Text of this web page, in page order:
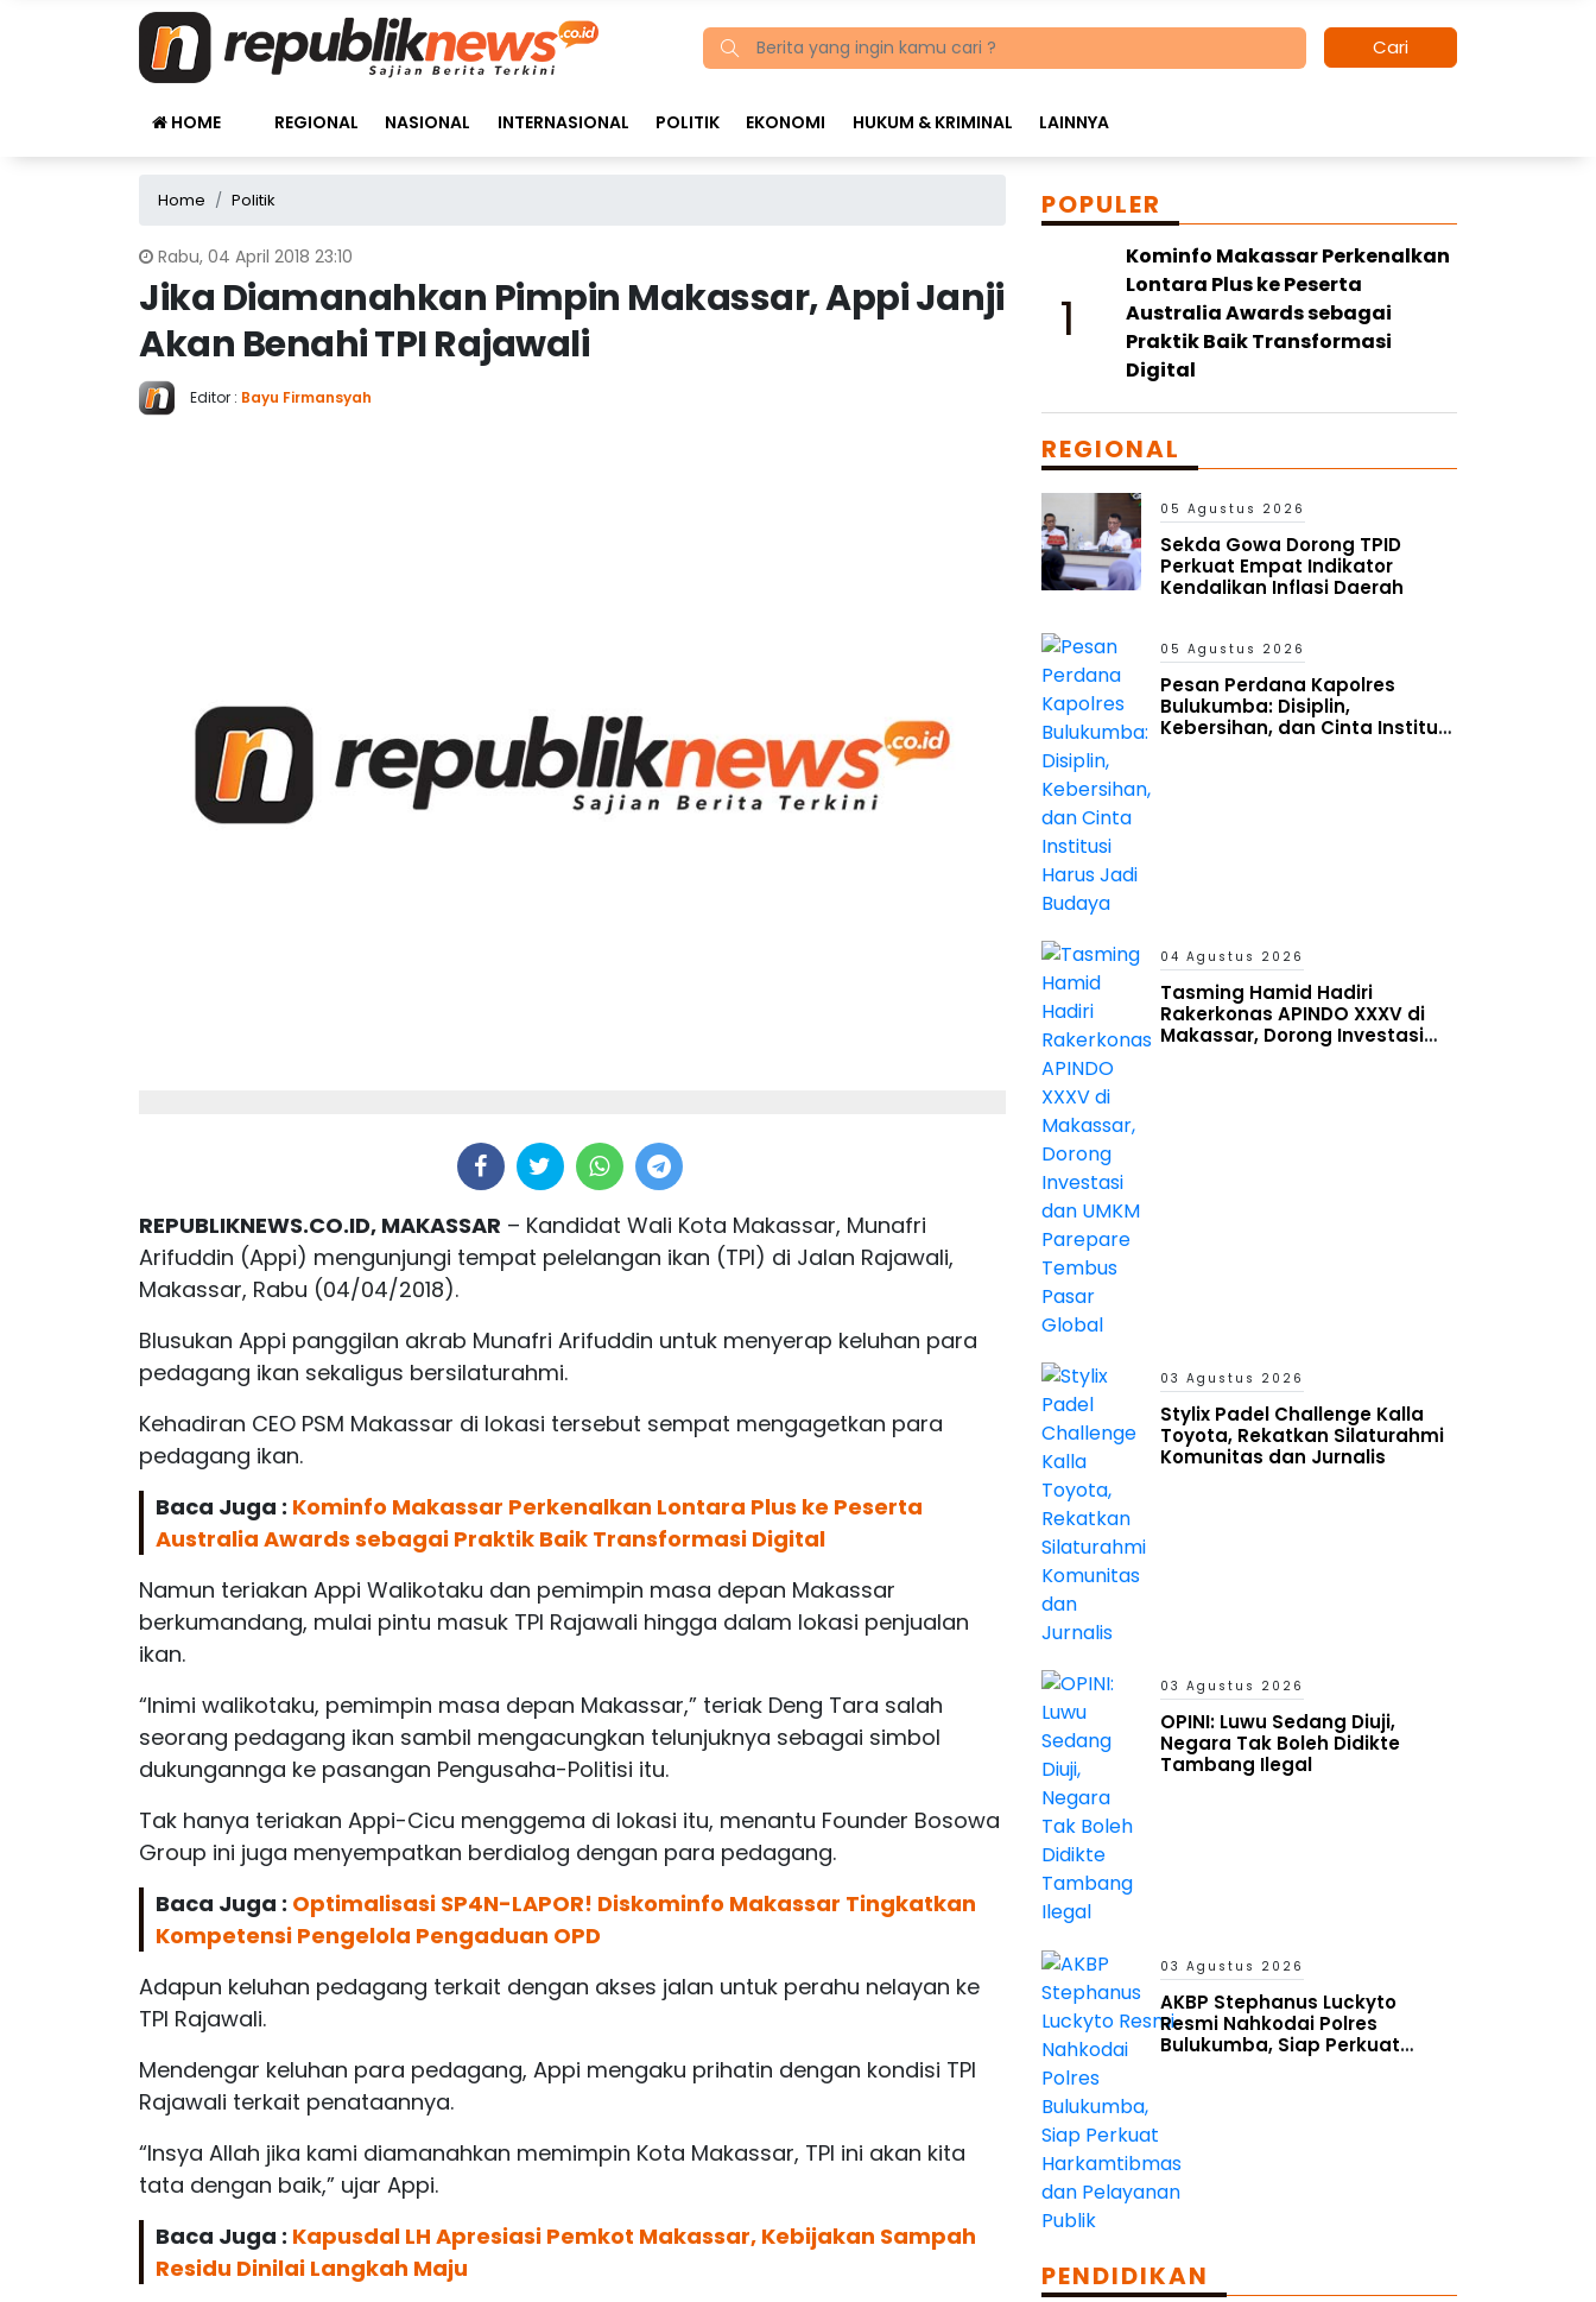
Cari
HOME REGIONAL NASIONAL INTERNASIONAL POLITIK EKONOMI HUKUM & KRIMINAL LAINNYA
Home Politik
Rabu, 04 April 2018 23:10
Jika Diamanahkan Pimpin Makassar, Appi Janji
Akan Benahi TPI Rajawali
Editor : Bayu Firmansyah
REPUBLIKNEWS.CO.ID, MAKASSAR – Kandidat Wali Kota Makassar, Munafri
Arifuddin (Appi) mengunjungi tempat pelelangan ikan (TPI) di Jalan Rajawali,
Makassar, Rabu (04/04/2018).
Blusukan Appi panggilan akrab Munafri Arifuddin untuk menyerap keluhan para
pedagang ikan sekaligus bersilaturahmi.
Kehadiran CEO PSM Makassar di lokasi tersebut sempat mengagetkan para
pedagang ikan.
Baca Juga : Kominfo Makassar Perkenalkan Lontara Plus ke Peserta
Australia Awards sebagai Praktik Baik Transformasi Digital
Namun teriakan Appi Walikotaku dan pemimpin masa depan Makassar
berkumandang, mulai pintu masuk TPI Rajawali hingga dalam lokasi penjualan
ikan.
“Inimi walikotaku, pemimpin masa depan Makassar,” teriak Deng Tara salah
seorang pedagang ikan sambil mengacungkan telunjuknya sebagai simbol
dukungannga ke pasangan Pengusaha-Politisi itu.
Tak hanya teriakan Appi-Cicu menggema di lokasi itu, menantu Founder Bosowa
Group ini juga menyempatkan berdialog dengan para pedagang.
Baca Juga : Optimalisasi SP4N-LAPOR! Diskominfo Makassar Tingkatkan
Kompetensi Pengelola Pengaduan OPD
Adapun keluhan pedagang terkait dengan akses jalan untuk perahu nelayan ke
TPI Rajawali.
Mendengar keluhan para pedagang, Appi mengaku prihatin dengan kondisi TPI
Rajawali terkait penataannya.
“Insya Allah jika kami diamanahkan memimpin Kota Makassar, TPI ini akan kita
tata dengan baik,” ujar Appi.
Baca Juga : Kapusdal LH Apresiasi Pemkot Makassar, Kebijakan Sampah
Residu Dinilai Langkah Maju
POPULER
1
Kominfo Makassar Perkenalkan
Lontara Plus ke Peserta
Australia Awards sebagai
Praktik Baik Transformasi
Digital
REGIONAL
05 Agustus 2026
Sekda Gowa Dorong TPID
Perkuat Empat Indikator
Kendalikan Inflasi Daerah
05 Agustus 2026
Pesan Perdana Kapolres
Bulukumba: Disiplin,
Kebersihan, dan Cinta Institusi
04 Agustus 2026
Tasming Hamid Hadiri
Rakerkonas APINDO XXXV di
Makassar, Dorong Investasi
03 Agustus 2026
Stylix Padel Challenge Kalla
Toyota, Rekatkan Silaturahmi
Komunitas dan Jurnalis
03 Agustus 2026
OPINI: Luwu Sedang Diuji,
Negara Tak Boleh Didikte
Tambang Ilegal
03 Agustus 2026
AKBP Stephanus Luckyto
Resmi Nahkodai Polres
Bulukumba, Siap Perkuat
PENDIDIKAN